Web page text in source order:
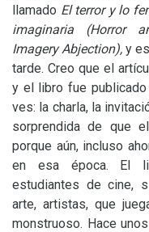
llamado El terror y lo
imaginaria (Horror
Imagery Abjection),y
tarde. Creo que el
y el libro fue
ves: la charla, la
sorprendida de que
porque aún, incluso
en esa época. El
estudiantes de cine,
arte, artistas, que
monstruoso. Hace